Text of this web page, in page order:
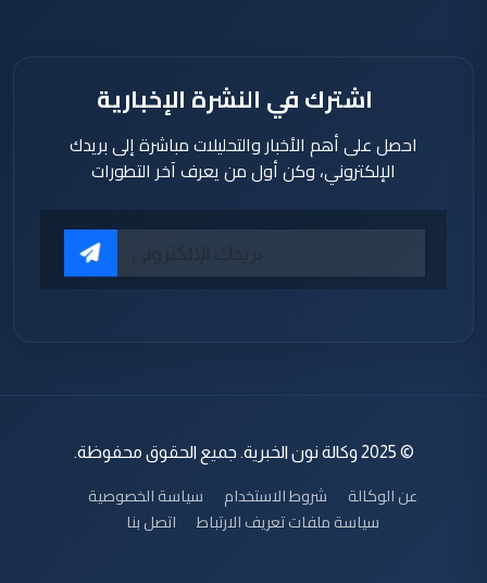
اشترك في النشرة الإخبارية
احصل على أهم الأخبار والتحليلات مباشرة إلى بريدك
الإلكتروني، وكن أول من يعرف آخر التطورات
© 2025 وكالة نون الخبرية. جميع الحقوق محفوظة.
عن الوكالة شروط الاستخدام
سياسة الخصوصية
سياسة ملفات تعريف الارتباط
اتصل بنا